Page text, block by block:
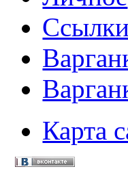
Ссылки
Карта